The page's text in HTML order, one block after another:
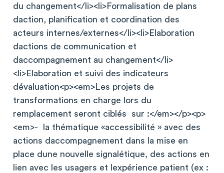
du changement</li><li>Formalisation de plans
daction, planification et coordination des
acteurs internes/externes</li><li>Elaboration
dactions de communication et
daccompagnement au changement</li>
<li>Elaboration et suivi des indicateurs
dévaluation<p><em>Les projets de
transformations en charge lors du
remplacement seront ciblés sur :</em></p><p>
<em>- la thématique «accessibilité » avec des
actions daccompagnement dans la mise en
place dune nouvelle signalétique, des actions en
lien avec les usagers et lexpérience patient (ex :